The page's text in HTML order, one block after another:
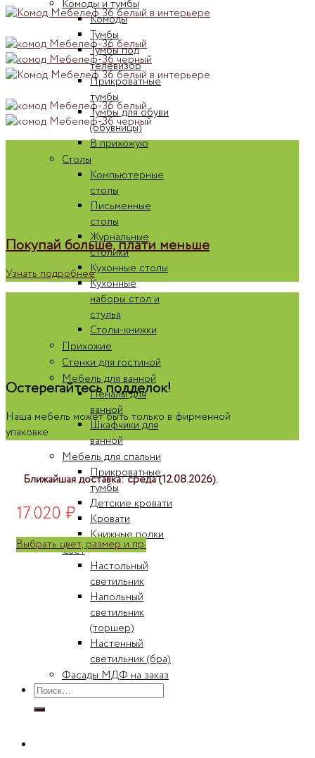
Комоды и тумбы
Комоды
Тумбы
Тумбы под
телевизор
Прикроватные
тумбы
Тумбы для обуви
(обувницы)
В прихожую
Столы
Компьютерные
столы
Письменные
столы
Журнальные
столики
Кухонные столы
Кухонные
наборы стол и
стулья
Столы-книжки
Прихожие
Стенки для гостиной
Мебель для ванной
Пеналы для
ванной
Шкафчики для
ванной
Мебель для спальни
Прикроватные
тумбы
Детские кровати
Кровати
Книжные полки
Свет
Настольный
светильник
Напольный
светильник
(торшер)
Настенный
светильник (бра)
Фасады МДФ на заказ
Искать:
Покупай больше, плати меньше
Узнать подробнее
Остерегайтесь подделок!
Наша мебель может быть только в фирменной
упаковке
Ближайшая доставка: среда (12.08.2026).
17.020 ₽
Выбрать цвет, размер и пр.